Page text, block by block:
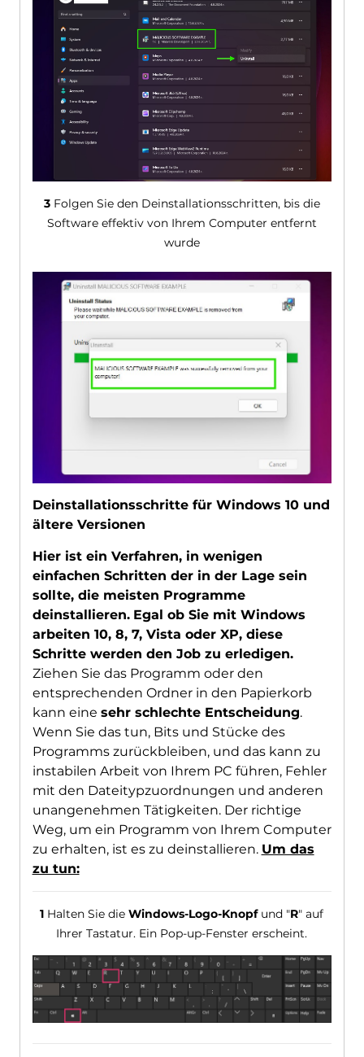
3Folgen Sie den Deinstallationsschritten, bis die
Software effektiv von Ihrem Computer entfernt
wurde
Deinstallationsschritte für Windows 10 und
ältere Versionen
Hier ist ein Verfahren, in wenigen
einfachen Schritten der in der Lage sein
sollte, die meisten Programme
deinstallieren. Egal ob Sie mit Windows
arbeiten 10, 8, 7, Vista oder XP, diese
Schritte werden den Job zu erledigen.
Ziehen Sie das Programm oder den
entsprechenden Ordner in den Papierkorb
kann eine sehr schlechte Entscheidung.
Wenn Sie das tun, Bits und Stücke des
Programms zurückbleiben, und das kann zu
instabilen Arbeit von Ihrem PC führen, Fehler
mit den Dateitypzuordnungen und anderen
unangenehmen Tätigkeiten. Der richtige
Weg, um ein Programm von Ihrem Computer
zu erhalten, ist es zu deinstallieren. Um das
zu tun:
1 Halten Sie dieWindows-Logo-Knopfund "R" auf
Ihrer Tastatur. Ein Pop-up-Fenster erscheint.